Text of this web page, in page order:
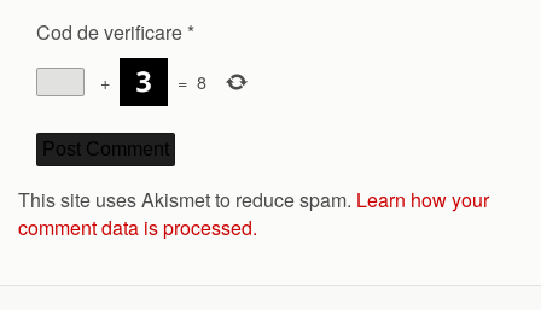
Cod de verificare *
+ = 8
This site uses Akismet to reduce spam. Learn how your
comment data is processed.